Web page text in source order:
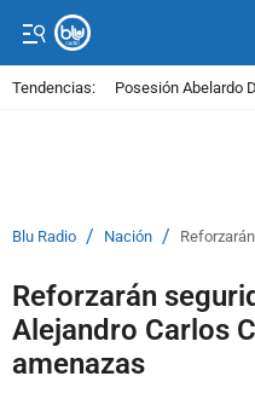
Tendencias: Posesión Abelardo
Blu Radio / Nación /
Reforzarán
Alejandro Carlos
amenazas